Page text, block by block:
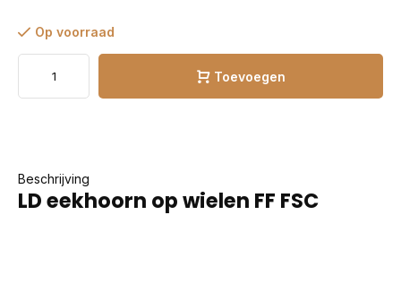
Op voorraad
Toevoegen
Beschrijving
LD eekhoorn op wielen FF FSC